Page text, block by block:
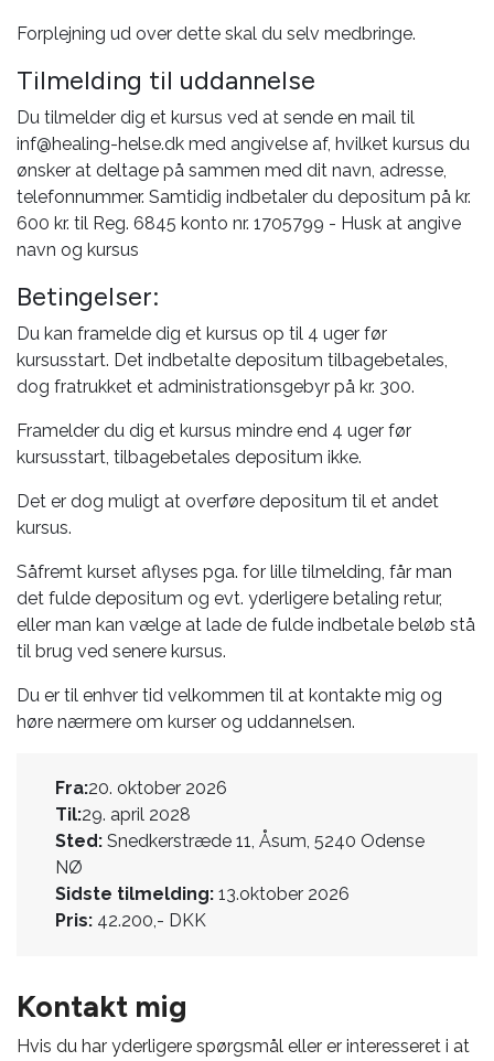
Forplejning ud over dette skal du selv medbringe.
Tilmelding til uddannelse
Du tilmelder dig et kursus ved at sende en mail til
inf@healing-helse.dk med angivelse af, hvilket kursus du
ønsker at deltage på sammen med dit navn, adresse,
telefonnummer. Samtidig indbetaler du depositum på kr.
600 kr. til Reg. 6845 konto nr. 1705799 - Husk at angive
navn og kursus
Betingelser:
Du kan framelde dig et kursus op til 4 uger før
kursusstart. Det indbetalte depositum tilbagebetales,
dog fratrukket et administrationsgebyr på kr. 300.
Framelder du dig et kursus mindre end 4 uger før
kursusstart, tilbagebetales depositum ikke.
Det er dog muligt at overføre depositum til et andet
kursus.
Såfremt kurset aflyses pga. for lille tilmelding, får man
det fulde depositum og evt. yderligere betaling retur,
eller man kan vælge at lade de fulde indbetale beløb stå
til brug ved senere kursus.
Du er til enhver tid velkommen til at kontakte mig og
høre nærmere om kurser og uddannelsen.
Fra:20. oktober 2026
Til:29. april 2028
Sted: Snedkerstræde 11, Åsum, 5240 Odense
NØ
Sidste tilmelding: 13.oktober 2026
Pris: 42.200,- DKK
Kontakt mig
Hvis du har yderligere spørgsmål eller er interesseret i at